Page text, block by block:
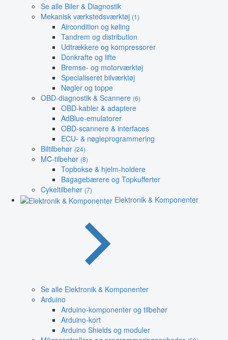
Se alle Biler & Diagnostik
Mekanisk værkstedsværktøj (1)
Aircondition og køling
Tandrem og distribution
Udtrækkere og kompressorer
Donkrafte og lifte
Bremse- og motorværktøj
Specialiseret bilværktøj
Nøgler og toppe
OBD-diagnostik & Scannere (6)
OBD-kabler & adaptere
AdBlue-emulatorer
OBD-scannere & interfaces
ECU- & nøgleprogrammering
Biltilbehør (24)
MC-tilbehør (8)
Topbokse & hjelm-holdere
Bagagebærere og Topkufferter
Cykeltilbehør (7)
Elektronik & Komponenter
Se alle Elektronik & Komponenter
Arduino
Arduino-komponenter og tilbehør
Arduino-kort
Arduino Shields og moduler